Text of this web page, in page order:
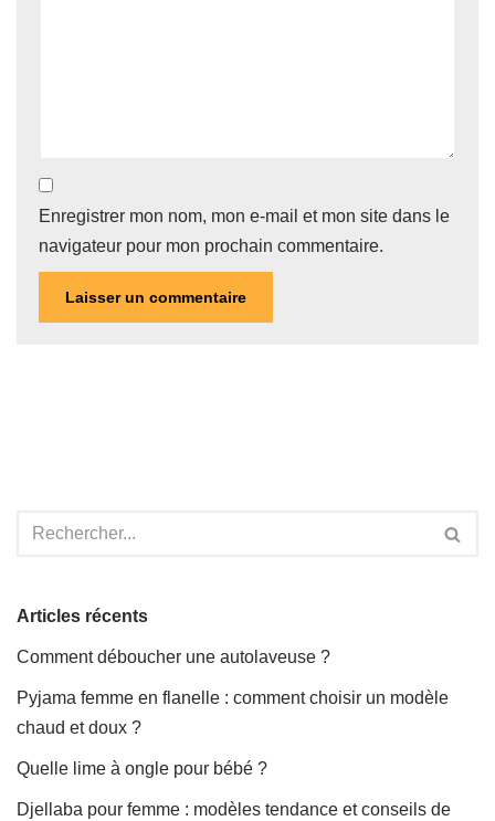
Enregistrer mon nom, mon e-mail et mon site dans le
navigateur pour mon prochain commentaire.
Articles récents
Comment déboucher une autolaveuse ?
Pyjama femme en flanelle : comment choisir un modèle
chaud et doux ?
Quelle lime à ongle pour bébé ?
Djellaba pour femme : modèles tendance et conseils de